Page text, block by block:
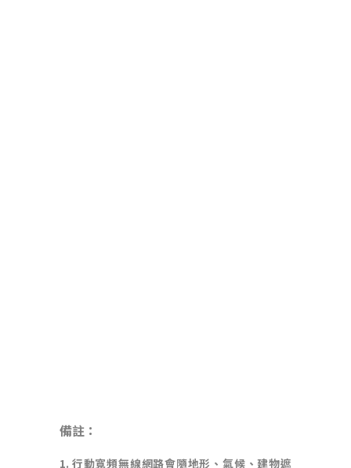
備註：
1. 行動寬頻無線網路會隨地形、氣候、建物遮